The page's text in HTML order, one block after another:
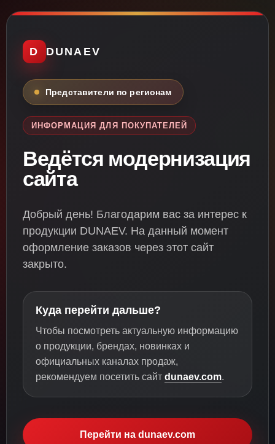
D DUNAEV
Представители по регионам
ИНФОРМАЦИЯ ДЛЯ ПОКУПАТЕЛЕЙ
Ведётся модернизация
сайта
Добрый день! Благодарим вас за интерес к
продукции DUNAEV. На данный момент
оформление заказов через этот сайт
закрыто.
Куда перейти дальше?
Чтобы посмотреть актуальную информацию
о продукции, брендах, новинках и
официальных каналах продаж,
рекомендуем посетить сайт dunaev.com.
Перейти на dunaev.com